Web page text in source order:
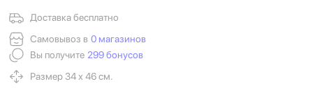
Доставка бесплатно
Самовывоз в 0 магазинов
Вы получите 299 бонусов
Размер 34 х 46 см.